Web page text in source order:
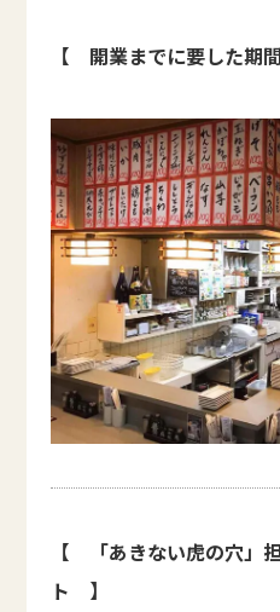
【 開業までに要した
【 「あきない虎の穴」
ト 】